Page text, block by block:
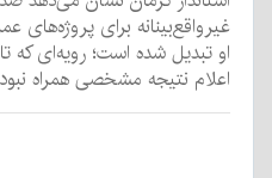
غیرواقع‌بینانه برای پروژه‌های
او تبدیل شده است؛ رویه‌ای که
اعلام نتیجه مشخصی همراه